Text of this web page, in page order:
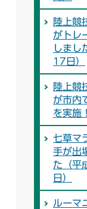
陸上競
がトレ
しまし
17日）
陸上競
が市内
を実施
七草マ
手が出
た（平
日）
ルーマ